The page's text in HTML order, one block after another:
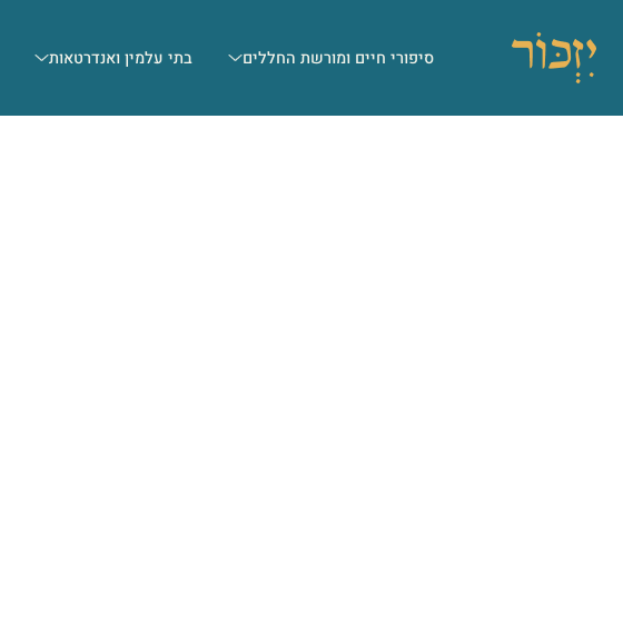
סיפורי חיים ומורשת החללים בתי עלמין ואנדרטאות